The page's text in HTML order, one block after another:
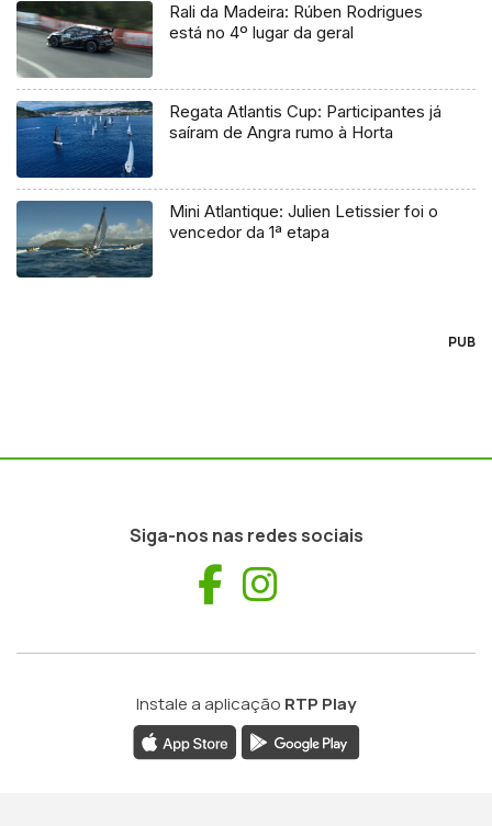
Rali da Madeira: Rúben Rodrigues
está no 4º lugar da geral
Regata Atlantis Cup: Participantes já
saíram de Angra rumo à Horta
Mini Atlantique: Julien Letissier foi o
vencedor da 1ª etapa
PUB
Siga-nos nas redes sociais
Facebook
Instale a aplicação RTP Play